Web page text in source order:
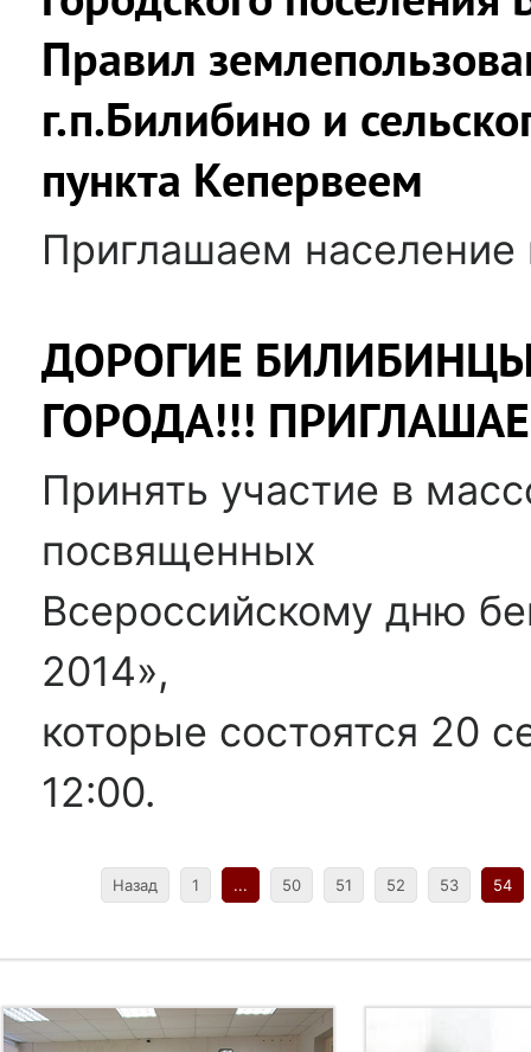
Правил
г.п.Билибино и
пункта Кепервеем
Приглашаем население
ДОРОГИЕ
ГОРОДА!!!
Принять участие в
посвященных
Всероссийскому дню
2014»,
которые состоятся 20
12:00.
Назад 1 ... 50 51 52 53 54